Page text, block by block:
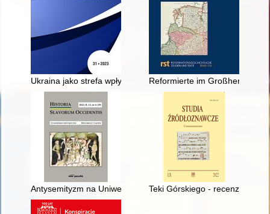
Ukraina jako strefa wpływów Turcji i Rosji
Reformierte im
Antysemityzm na Uniwersytecie Stefana Batorego w Wilnie
Teki Górskiego - recenzja]